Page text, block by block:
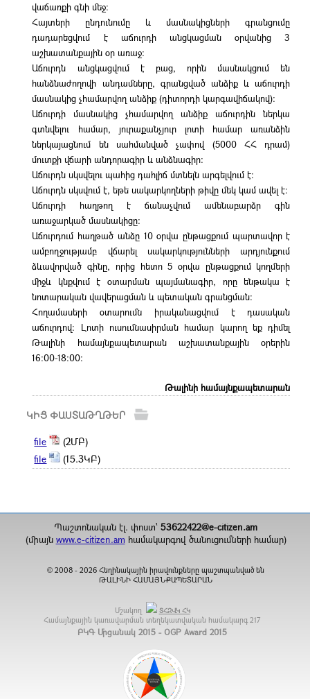
վաճառքի գնի մեջ։
Հայտերի ընդունումը և մասնակիցների գրանցումը
դադարեցվում է աճուրդի անցկացման օրվանից 3
աշխատանքային օր առաջ։
Աճուրդն անցկացվում է բաց, որին մասնակցում են
հանձնաժողովի անդամները, գրանցված անձիք և աճուրդի
մասնակից չհամարվող անձիք (դիտորդի կարգավիճակով)։
Աճուրդի մասնակից չհամարվող անձիք աճուրդին ներկա
գտնվելու համար, յուրաքանչյուր լոտի համար առանձին
ներկայացնում են սահմանված չափով (5000 ՀՀ դրամ)
մուտքի վճարի անդորագիր և անձնագիր։
Աճուրդն սկսվելու պահից դահլիճ մտնելն արգելվում է։
Աճուրդն սկսվում է, եթե սակարկողների թիվը մեկ կամ ավել է։
Աճուրդի հաղթող է ճանաչվում ամենաբարձր գին
առաջարկած մասնակիցը։
Աճուրդում հաղթած անձը 10 օրվա ընթացքում պարտավոր է
ամբողջությամբ վճարել սակարկությունների արդյունքում
ձևավորված գինը, որից հետո 5 օրվա ընթացքում կողմերի
միջև կնքվում է օտարման պայմանագիր, որը ենթակա է
նոտարական վավերացման և պետական գրանցման։
Հողամասերի օտարումն իրականացվում է դասական
աճուրդով։ Լոտի ուսումնասիրման համար կարող եք դիմել
Թալինի համայնքապետարան աշխատանքային օրերին
16։00-18։00։
Թալինի համայնքապետարան
ԿԻՑ ՓԱՍՏԱԹՂԹԵՐ
file
(2ՄԲ)
file
(15.3ԿԲ)
Պաշտոնական էլ. փոստ`53622422@e-citizen.am
(միայն www.e-citizen.am համակարգով ծանուցումների համար)
© 2008 -2026 Հեղինակային իրավունքները պաշտպանված են
ԹԱԼԻՆԻ ՀԱՄԱՅՆՔԱՊԵՏԱՐԱՆ
Մշակող ՏՀԶՎԿ ՀԿ
Համայնքային կառավարման տեղեկատվական համակարգ 217
ԲԿԳ Մրցանակ 2015 - OGP Award 2015